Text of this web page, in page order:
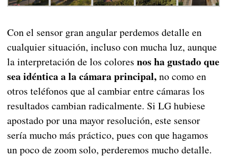
Con el sensor gran angular perdemos detalle en
cualquier situación, incluso con mucha luz, aunque
la interpretación de los colores nos ha gustado que
sea idéntica a la cámara principal,no como en
otros teléfonos que al cambiar entre cámaras los
resultados cambian radicalmente. Si LG hubiese
apostado por una mayor resolución, este sensor
sería mucho más práctico, pues con que hagamos
un poco de zoom solo, perderemos mucho detalle.